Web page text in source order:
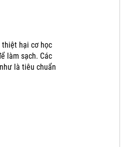
thiệt hại cơ học
làm sạch. Các
là tiêu chuẩn